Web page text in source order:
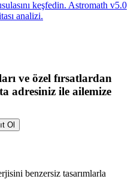
keşfedin. Astromath v5.0
analizi.
ve özel fırsatlardan
adresiniz ile ailemize
Ol
benzersiz tasarımlarla